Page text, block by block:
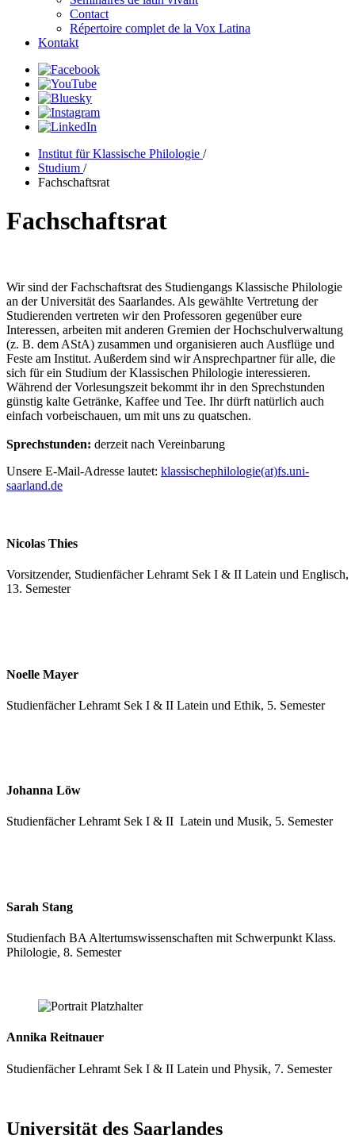
Contact
Répertoire complet de la Vox Latina
Kontakt
Institut für Klassische Philologie /
Studium /
Fachschaftsrat
Fachschaftsrat
Wir sind der Fachschaftsrat des Studiengangs Klassische Philologie
an der Universität des Saarlandes. Als gewählte Vertretung der
Studierenden vertreten wir den Professoren gegenüber eure
Interessen, arbeiten mit anderen Gremien der Hochschulverwaltung
(z. B. dem AStA) zusammen und organisieren auch Ausflüge und
Feste am Institut. Außerdem sind wir Ansprechpartner für alle, die
sich für ein Studium der Klassischen Philologie interessieren.
Während der Vorlesungszeit bekommt ihr in den Sprechstunden
günstig kalte Getränke, Kaffee und Tee. Ihr dürft natürlich auch
einfach vorbeischauen, um mit uns zu quatschen.
Sprechstunden: derzeit nach Vereinbarung
Unsere E-Mail-Adresse lautet: klassischephilologie(at)fs.uni-
saarland.de
Nicolas Thies
Vorsitzender, Studienfächer Lehramt Sek I & II Latein und Englisch,
13. Semester
Noelle Mayer
Studienfächer Lehramt Sek I & II Latein und Ethik, 5. Semester
Johanna Löw
Studienfächer Lehramt Sek I & II Latein und Musik, 5. Semester
Sarah Stang
Studienfach BA Altertumswissenschaften mit Schwerpunkt Klass.
Philologie, 8. Semester
Annika Reitnauer
Studienfächer Lehramt Sek I & II Latein und Physik, 7. Semester
Universität des Saarlandes